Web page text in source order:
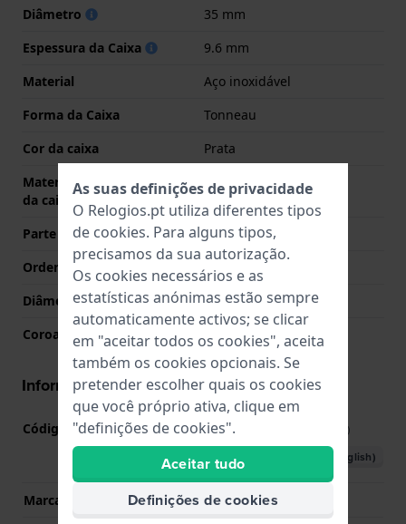
Diâmetro
35 mm
Espessura da Caixa
9.6 mm
Material
Aço inoxidável
Forma da Caixa
Tonneau
Cor da caixa
Prata
Material da parte de trás
da caixa
Aço inoxidável
Parte de trás da caixa
Tampa de pressão
Ordenar vidro
Safira
Diâmetro do vidro
27.50
Coroa
Coroa de puxar
Informações movimento
Código do movimento nº F05.115 )
Descarregar o manual (English)
Marca de movimento
ETA
As suas definições de privacidade
O Relogios.pt utiliza diferentes tipos
de cookies. Para alguns tipos,
precisamos da sua autorização.
Os cookies necessários e as
estatísticas anónimas estão sempre
automaticamente activos; se clicar
em "aceitar todos os cookies", aceita
também os cookies opcionais. Se
pretender escolher quais os cookies
que você próprio ativa, clique em
"definições de cookies".
Aceitar tudo
Definições de cookies